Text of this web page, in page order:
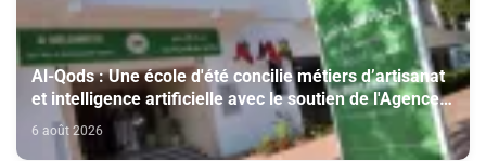
Al-Qods : Une école d'été concilie métiers d’artisanat
et intelligence artificielle avec le soutien de l'Agence
Bayt Mal Al-Qods Acharif
6 août 2026